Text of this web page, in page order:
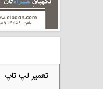
تعمیر لپ تاپ